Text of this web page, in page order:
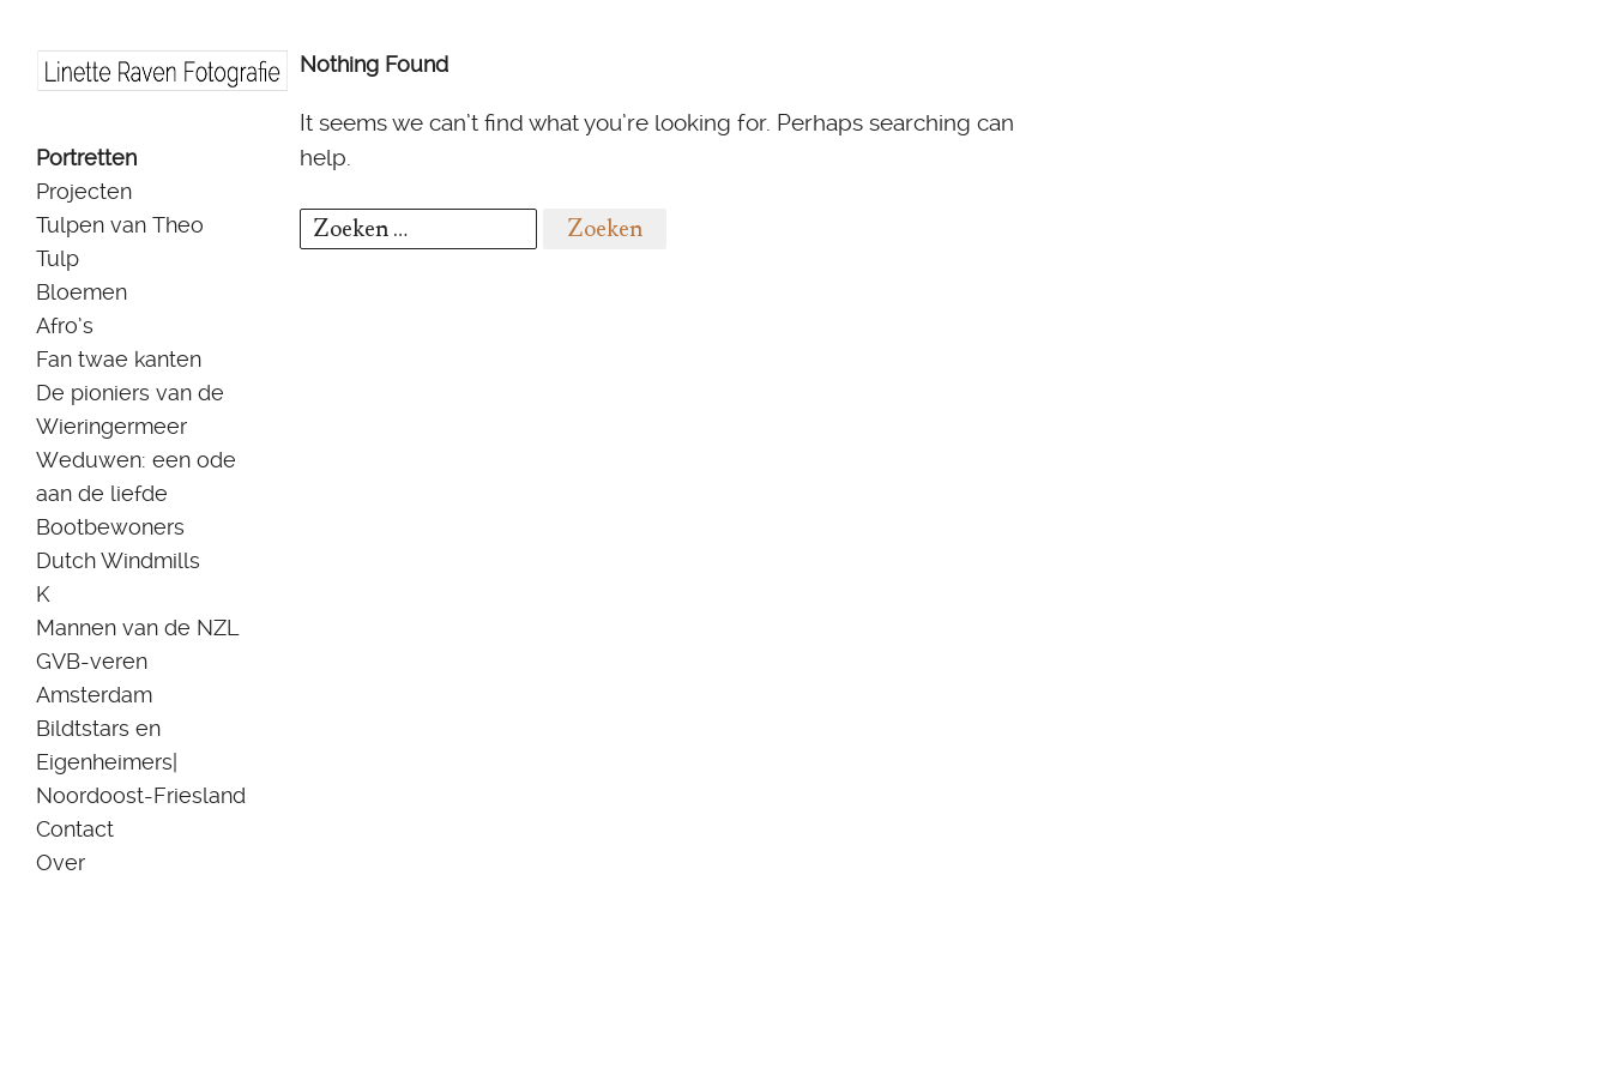
to
content
Portretten
Projecten
Tulpen van Theo
Tulp
Bloemen
Afro’s
Fan twae kanten
De pioniers van de
Wieringermeer
Weduwen: een ode
aan de liefde
Bootbewoners
Dutch Windmills
K
Mannen van de NZL
GVB-veren
Amsterdam
Bildtstars en
Eigenheimers|
Noordoost-Friesland
Contact
Over
Nothing Found
It seems we can’t find what you’re looking for. Perhaps searching can
help.
Zoeken